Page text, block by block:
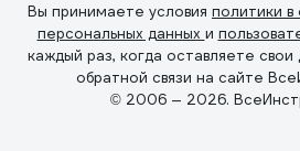
Вы принимаете условия политики
персональных данных и
каждый раз, когда оставляете
обратной связи на сайте
© 2006 — 2026.